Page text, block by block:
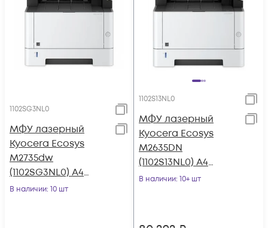
1102SG3NL0
МФУ лазерный
Kyocera Ecosys
M2735dw
(1102SG3NL0) A4
Duplex WiFi белый
В наличии: 10 шт
1102S13NL0
МФУ лазерный
Kyocera Ecosys
M2635DN
(1102S13NL0) A4
Duplex Net белый
В наличии: 10+ шт